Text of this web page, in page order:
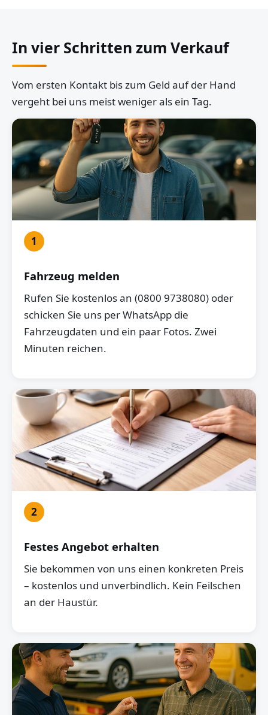
In vier Schritten zum Verkauf
Vom ersten Kontakt bis zum Geld auf der Hand
vergeht bei uns meist weniger als ein Tag.
1
Fahrzeug melden
Rufen Sie kostenlos an (0800 9738080) oder
schicken Sie uns per WhatsApp die
Fahrzeugdaten und ein paar Fotos. Zwei
Minuten reichen.
2
Festes Angebot erhalten
Sie bekommen von uns einen konkreten Preis
– kostenlos und unverbindlich. Kein Feilschen
an der Haustür.